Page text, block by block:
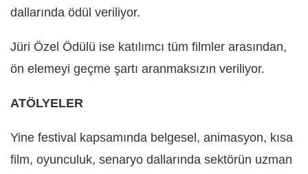
dallarında ödül veriliyor.
Jüri Özel Ödülü ise katılımcı tüm filmler arasından,
ön elemeyi geçme şartı aranmaksızın veriliyor.
ATÖLYELER
Yine festival kapsamında belgesel, animasyon, kısa
film, oyunculuk, senaryo dallarında sektörün uzman